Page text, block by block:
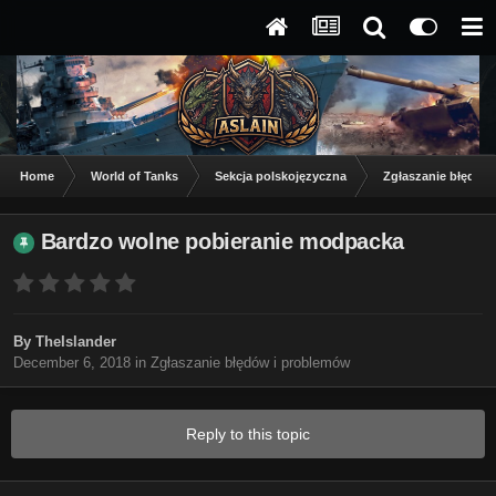
Home World of Tanks Sekcja polskojęzyczna Zgłaszanie
Bardzo wolne pobieranie modpacka
By TheIslander
December 6, 2018 in Zgłaszanie błędów i problemów
Reply to this topic